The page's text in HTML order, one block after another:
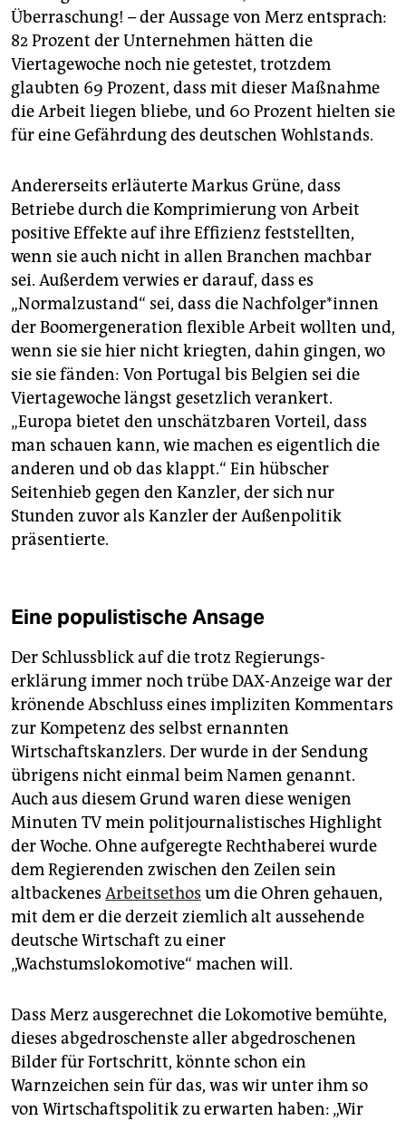
Überraschung! – der Aussage von Merz entsprach:
82 Prozent der Unternehmen hätten die
Viertagewoche noch nie getestet, trotzdem
glaubten 69 Prozent, dass mit dieser Maßnahme
die Arbeit liegen bliebe, und 60 Prozent hielten sie
für eine Gefährdung des deutschen Wohlstands.
Andererseits erläuterte Markus Grüne, dass
Betriebe durch die Komprimierung von Arbeit
positive Effekte auf ihre Effizienz feststellten,
wenn sie auch nicht in allen Branchen machbar
sei. Außerdem verwies er darauf, dass es
„Normalzustand“ sei, dass die Nach­fol­ger*in­nen
der Boomergeneration flexible Arbeit wollten und,
wenn sie sie hier nicht kriegten, dahin gingen, wo
sie sie fänden: Von Portugal bis Belgien sei die
Viertagewoche längst gesetzlich verankert.
„Europa bietet den unschätzbaren Vorteil, dass
man schauen kann, wie machen es eigentlich die
anderen und ob das klappt.“ Ein hübscher
Seitenhieb gegen den Kanzler, der sich nur
Stunden zuvor als Kanzler der Außenpolitik
präsentierte.
Eine populistische Ansage
Der Schlussblick auf die trotz Regierungs­
erklärung immer noch trübe DAX-Anzeige war der
krönende Abschluss eines impliziten Kommentars
zur Kompetenz des selbst ernannten
Wirtschaftskanzlers. Der wurde in der Sendung
übrigens nicht einmal beim Namen genannt.
Auch aus diesem Grund waren diese wenigen
Minuten TV mein politjournalistisches Highlight
der Woche. Ohne aufgeregte Rechthaberei wurde
dem Regierenden zwischen den Zeilen sein
altbackenes Arbeitsethos um die Ohren gehauen,
mit dem er die derzeit ziemlich alt aussehende
deutsche Wirtschaft zu einer
„Wachstumslokomotive“ machen will.
Dass Merz ausgerechnet die Lokomotive bemühte,
dieses abgedroschenste aller abgedroschenen
Bilder für Fortschritt, könnte schon ein
Warnzeichen sein für das, was wir unter ihm so
von Wirtschaftspolitik zu erwarten haben: „Wir